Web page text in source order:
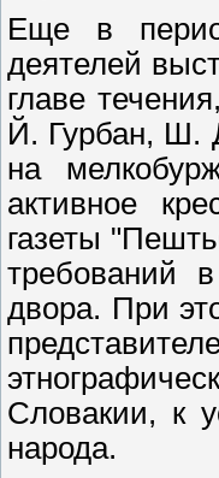
Еще в
деятелей
главе
Й. Гурбан, Ш.
на
активное
газеты
требований
двора. При
Словакии, к
народа.